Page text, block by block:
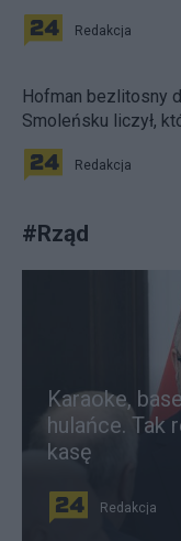
Redakcja
Hofman bezlitosny
Smoleńsku liczył,
Redakcja
#Rząd
Karaoke,
hulańce. Tak
kasę
Redakcja